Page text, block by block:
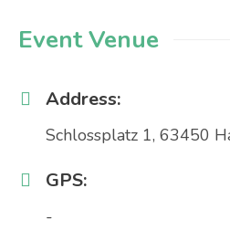
Event Venue
Address:
Schlossplatz 1, 63450
GPS:
-